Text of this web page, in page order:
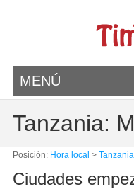
MENÚ
Tanzania:
Posición: Hora local > Tanzania
Ciudades